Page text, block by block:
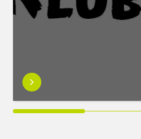
Saber
más
sobre¡Si